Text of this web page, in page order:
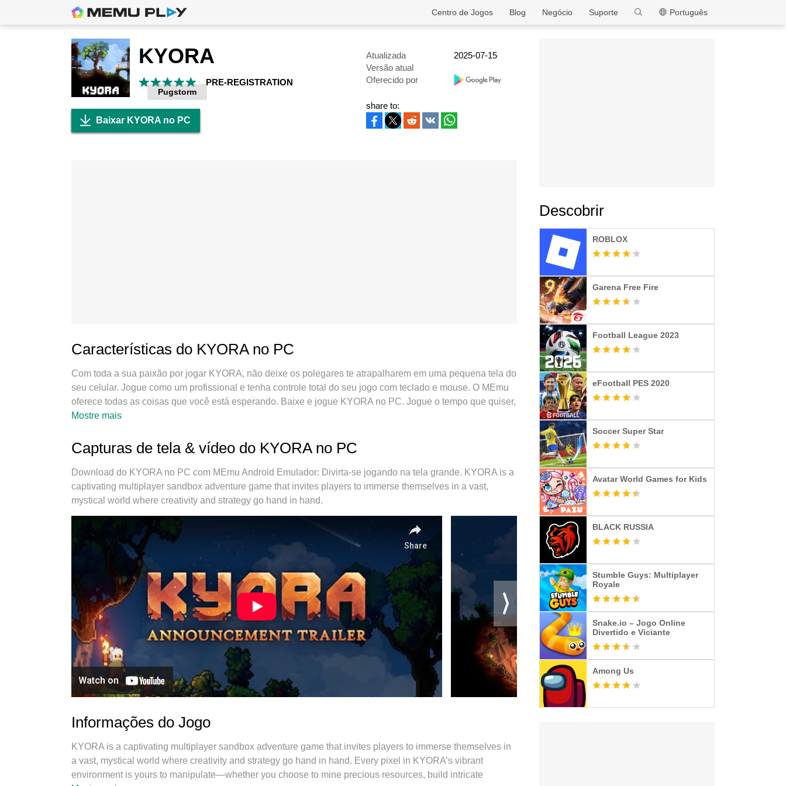
MEmu
Português
Suporte
Negócio
Blog
Centro de Jogos
KYORA
PRE-REGISTRATION
Pugstorm
Atualizada
2025-07-15
Versão atual
Oferecido por
Baixar KYORA no PC
share to:
Características do KYORA no PC
Com toda a sua paixão por jogar KYORA, não deixe os polegares te atrapalharem em uma pequena tela do
seu celular. Jogue como um profissional e tenha controle total do seu jogo com teclado e mouse. O MEmu
oferece todas as coisas que você está esperando. Baixe e jogue KYORA no PC. Jogue o tempo que quiser,
sem mais limitações de bateria, dados móveis e aquelas ligações enquanto estiver jogando. O novíssimo
que faz KYORA um jogo de PC real. Nossa equipe melhorou o gerenciamento de várias instâncias do
Android, reduzindo tempo de reprodução de 2 ou mais contas no mesmo dispositivo. O mais importante,
nosso mecanimos de emulação exclusivo pode liberar todo o potencial do seu PC sem travamentos,
rodando tudo liso. Nós nos preocupamos não apenas com você joga, mas com todo o processo de
desfrutar de 100% do seu jogo favorito.
Mostre mais
Capturas de tela & vídeo do KYORA no PC
Download do KYORA no PC com MEmu Android Emulador: Divirta-se jogando na tela grande. KYORA is a
captivating multiplayer sandbox adventure game that invites players to immerse themselves in a vast,
mystical world where creativity and strategy go hand in hand.
Informações do Jogo
KYORA is a captivating multiplayer sandbox adventure game that invites players to immerse themselves in
a vast, mystical world where creativity and strategy go hand in hand. Every pixel in KYORA’s vibrant
environment is yours to manipulate—whether you choose to mine precious resources, build intricate
Descobrir
ROBLOX
Garena Free Fire
Football League 2023
eFootball PES 2020
Soccer Super Star
Avatar World Games for Kids
BLACK RUSSIA
Stumble Guys: Multiplayer
Royale
Snake.io – Jogo Online
Divertido e Viciante
Among Us